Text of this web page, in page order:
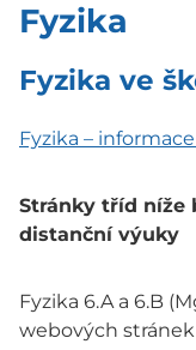
Fyzika
Fyzika ve
Fyzika –
Stránky tříd níže
distanční výuky
Fyzika 6.A a 6.B
webových stránek